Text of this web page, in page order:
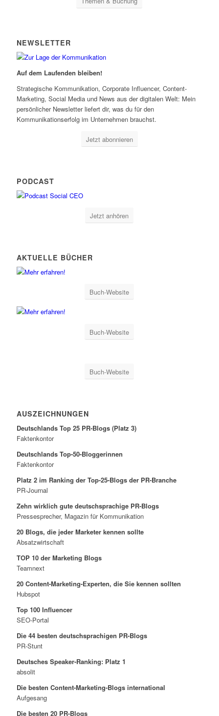
NEWSLETTER
Auf dem Laufenden bleiben!
Strategische Kommunikation, Corporate Influencer, Content-
Marketing, Social Media und News aus der digitalen Welt: Mein
persönlicher Newsletter liefert dir, was du für den
Kommunikationserfolg im Unternehmen brauchst.
Jetzt abonnieren
PODCAST
Jetzt anhören
AKTUELLE BÜCHER
Buch-Website
Buch-Website
Buch-Website
AUSZEICHNUNGEN
Deutschlands Top 25 PR-Blogs (Platz 3)
Faktenkontor
Deutschlands Top-50-Bloggerinnen
Faktenkontor
Platz 2 im Ranking der Top-25-Blogs der PR-Branche
PR-Journal
Zehn wirklich gute deutschsprachige PR-Blogs
Pressesprecher, Magazin für Kommunikation
20 Blogs, die jeder Marketer kennen sollte
Absatzwirtschaft
TOP 10 der Marketing Blogs
Teamnext
20 Content-Marketing-Experten, die Sie kennen sollten
Hubspot
Top 100 Influencer
SEO-Portal
Die 44 besten deutschsprachigen PR-Blogs
PR-Stunt
Deutsches Speaker-Ranking: Platz 1
absolit
Die besten Content-Marketing-Blogs international
Aufgesang
Die besten 20 PR-Blogs